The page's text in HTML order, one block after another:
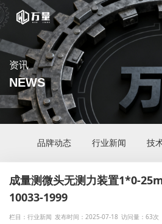
资讯
NEWS
品牌动态 行业新闻 技
成量测微头无测力装置1*0-
10033-1999
栏目：行业新闻 发布时间：2025-07-18 访问量：63次